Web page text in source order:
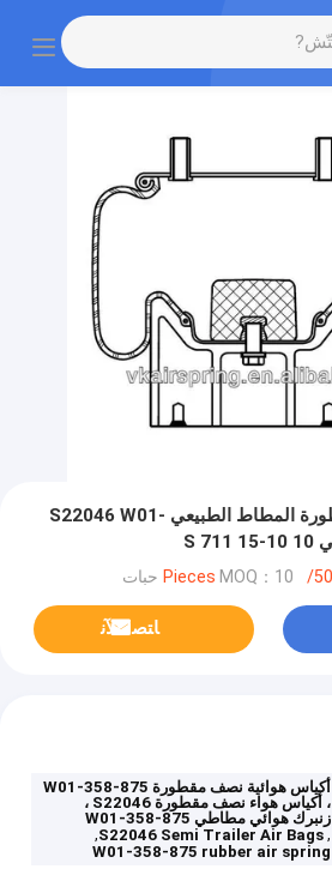
أكياس الهواء نصف مقطورة المطاط الطبيعي S22046 W01-
MOQ：10 حبات
ﺎﺘﺼﻟ ﺍﻶﻧ
أكياس هوائية نصف مقطورة W01-358-875
، أكياس هواء نصف مقطورة S22046 ،
زنبرك هوائي مطاطي W01-358-875
,
S22046 Semi Trailer Air Bags
,
W01-358-875 rubber air spring